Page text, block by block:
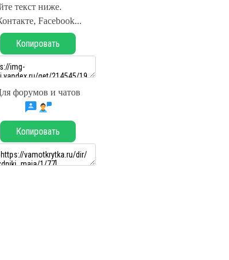
текст ниже.
Facebook...
Копировать
форумов и чатов
Копировать